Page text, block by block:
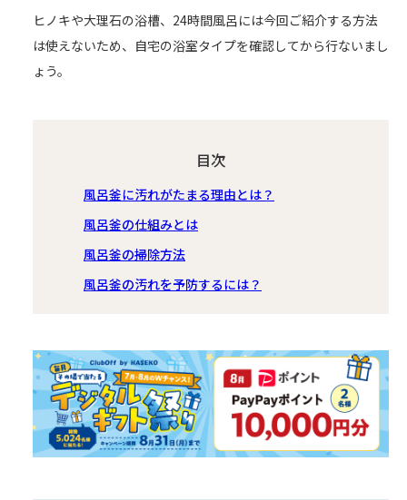
ヒノキや大理石の浴槽、24時間風呂には今回ご紹介する方法
は使えないため、自宅の浴室タイプを確認してから行ないまし
ょう。
目次
風呂釜に汚れがたまる理由とは？
風呂釜の仕組みとは
風呂釜の掃除方法
風呂釜の汚れを予防するには？